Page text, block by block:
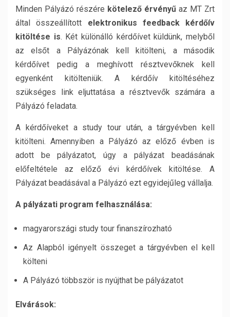
Minden Pályázó részére kötelező érvényű az MT Zrt
által összeállított elektronikus feedback kérdőív
kitöltése is. Két különálló kérdőívet küldünk, melyből
az elsőt a Pályázónak kell kitölteni, a második
kérdőívet pedig a meghívott résztvevőknek kell
egyenként kitölteniük. A kérdőív kitöltéséhez
szükséges link eljuttatása a résztvevők számára a
Pályázó feladata.
A kérdőíveket a study tour után, a tárgyévben kell
kitölteni. Amennyiben a Pályázó az előző évben is
adott be pályázatot, úgy a pályázat beadásának
előfeltétele az előző évi kérdőívek kitöltése. A
Pályázat beadásával a Pályázó ezt egyidejűleg vállalja.
A pályázati program felhasználása:
magyarországi study tour finanszírozható
Az Alapból igényelt összeget a tárgyévben el kell
költeni
A Pályázó többször is nyújthat be pályázatot
Elvárások: